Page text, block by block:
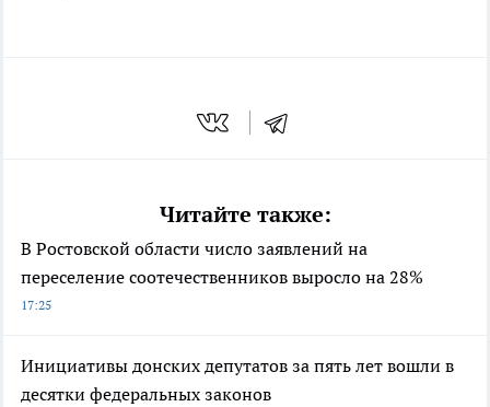
Читайте также:
В Ростовской области число заявлений на
переселение соотечественников выросло на 28%
17:25
Инициативы донских депутатов за пять лет вошли в
десятки федеральных законов